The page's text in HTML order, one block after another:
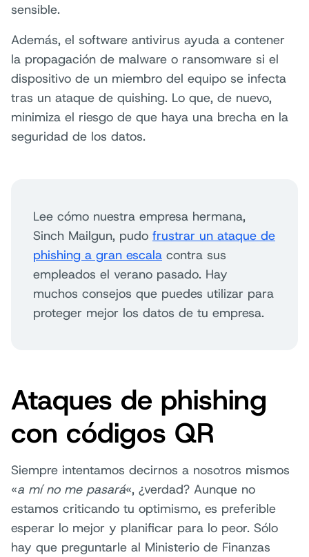
sensible.
Además, el software antivirus ayuda a contener
la propagación de malware o ransomware si el
dispositivo de un miembro del equipo se infecta
tras un ataque de quishing. Lo que, de nuevo,
minimiza el riesgo de que haya una brecha en la
seguridad de los datos.
Lee cómo nuestra empresa hermana,
Sinch Mailgun, pudo frustrar un ataque de
phishing a gran escala contra sus
empleados el verano pasado. Hay
muchos consejos que puedes utilizar para
proteger mejor los datos de tu empresa.
Ataques de phishing
con códigos QR
Siempre intentamos decirnos a nosotros mismos
«a mí no me pasará«, ¿verdad? Aunque no
estamos criticando tu optimismo, es preferible
esperar lo mejor y planificar para lo peor. Sólo
hay que preguntarle al Ministerio de Finanzas